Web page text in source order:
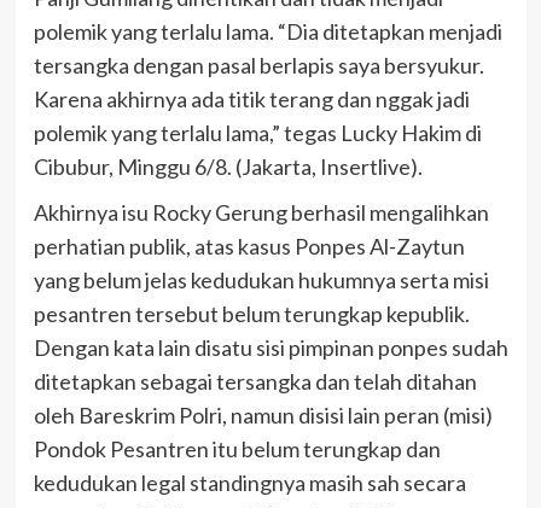
polemik yang terlalu lama. “Dia ditetapkan menjadi
tersangka dengan pasal berlapis saya bersyukur.
Karena akhirnya ada titik terang dan nggak jadi
polemik yang terlalu lama,” tegas Lucky Hakim di
Cibubur, Minggu 6/8. (Jakarta, Insertlive).
Akhirnya isu Rocky Gerung berhasil mengalihkan
perhatian publik, atas kasus Ponpes Al-Zaytun
yang belum jelas kedudukan hukumnya serta misi
pesantren tersebut belum terungkap kepublik.
Dengan kata lain disatu sisi pimpinan ponpes sudah
ditetapkan sebagai tersangka dan telah ditahan
oleh Bareskrim Polri, namun disisi lain peran (misi)
Pondok Pesantren itu belum terungkap dan
kedudukan legal standingnya masih sah secara